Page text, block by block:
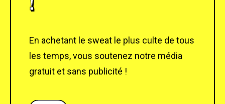
En achetant le sweat le plus culte de tous
les temps, vous soutenez notre média
gratuit et sans publicité !